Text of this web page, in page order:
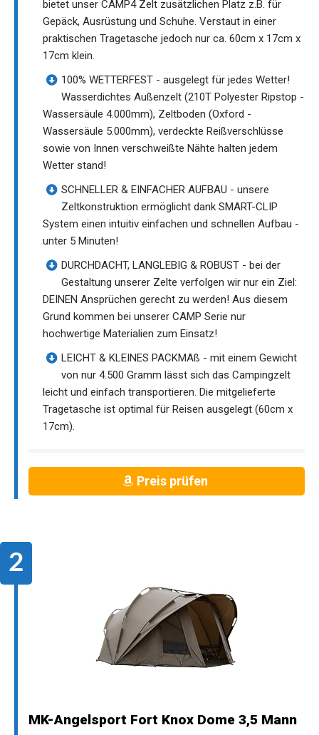
bietet unser CAMP4 Zelt zusätzlichen Platz z.B. für
Gepäck, Ausrüstung und Schuhe. Verstaut in einer
praktischen Tragetasche jedoch nur ca. 60cm x 17cm x
17cm klein.
100% WETTERFEST - ausgelegt für jedes Wetter!
Wasserdichtes Außenzelt (210T Polyester Ripstop -
Wassersäule 4.000mm), Zeltboden (Oxford -
Wassersäule 5.000mm), verdeckte Reißverschlüsse
sowie von Innen verschweißte Nähte halten jedem
Wetter stand!
SCHNELLER & EINFACHER AUFBAU - unsere
Zeltkonstruktion ermöglicht dank SMART-CLIP
System einen intuitiv einfachen und schnellen Aufbau -
unter 5 Minuten!
DURCHDACHT, LANGLEBIG & ROBUST - bei der
Gestaltung unserer Zelte verfolgen wir nur ein Ziel:
DEINEN Ansprüchen gerecht zu werden! Aus diesem
Grund kommen bei unserer CAMP Serie nur
hochwertige Materialien zum Einsatz!
LEICHT & KLEINES PACKMAß - mit einem Gewicht
von nur 4.500 Gramm lässt sich das Campingzelt
leicht und einfach transportieren. Die mitgelieferte
Tragetasche ist optimal für Reisen ausgelegt (60cm x
17cm).
Preis prüfen
MK-Angelsport Fort Knox Dome 3,5 Mann